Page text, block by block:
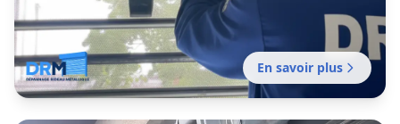
Entretien rideau métallique
Castanet-Tolosan
En savoir plus